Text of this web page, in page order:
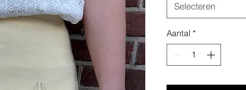
Selecteren
Aantal *